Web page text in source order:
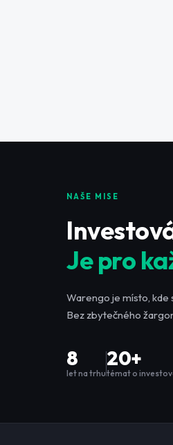
NAŠE MISE
Je pro
Warengo je místo, kde
Bez zbytečného
8
let na trhu
20+
témat o